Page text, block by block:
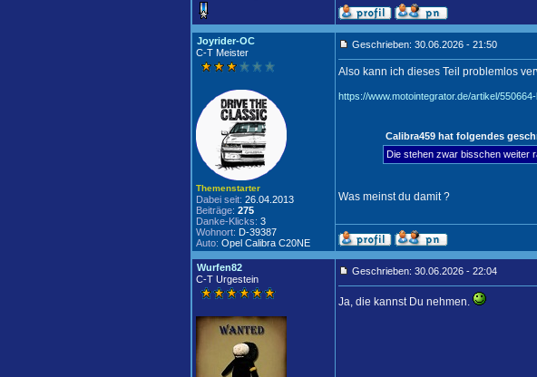
Joyrider-OC
C-T Meister
Themenstarter
Dabei seit: 26.04.2013
Beiträge: 275
Danke-Klicks: 3
Wohnort: D-39387
Auto: Opel Calibra C20NE
Geschrieben: 30.06.2026 - 21:50
Also kann ich dieses Teil problemlos
https://www.motointegrator.de/artikel/
Calibra459 hat folgendes
Die stehen zwar bisschen weiter
Was meinst du damit ?
Wurfen82
C-T Urgestein
Geschrieben: 30.06.2026 - 22:04
Ja, die kannst Du nehmen.